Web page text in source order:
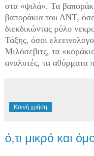
στα «ψιλά». Τα
βαποράκια του ΔΝΤ,
διεκδικώντας ρόλο
Τάξης, όσοι
Μιλόσεβιτς, τα
αναλυτές, τα αθύρματα
Κοινή χρήση
ό,τι μικρό και